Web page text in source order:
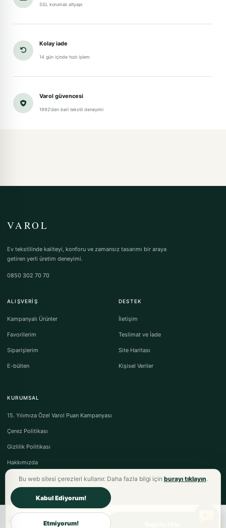
SSL korumalı altyapı
Kolay iade
14 gün içinde hızlı işlem
Varol güvencesi
1992'den beri tekstil deneyimi
2.997,00TL
VAROL
Ev tekstilinde kaliteyi, konforu ve zamansız tasarımı bir araya
getiren yerli üretim deneyimi.
0850 302 70 70
ALIŞVERIŞ
Kampanyalı Ürünler
Favorilerim
Siparişlerim
E-bülten
DESTEK
İletişim
Teslimat ve İade
Site Haritası
Kişisel Veriler
KURUMSAL
15. Yılımıza Özel Varol Puan Kampanyası
Çerez Politikası
Gizlilik Politikası
Hakkımızda
Varol Tekstil Ev Tekstili © 2026 - Tüm Hakları Saklıdır.
Mesafeli Satış Sözleşmesi·Ön Bilgilendirme Formu
Bu web sitesi çerezleri kullanır. Daha fazla bilgi için burayı tıklayın.
Kabul Ediyorum!
Etmiyorum!